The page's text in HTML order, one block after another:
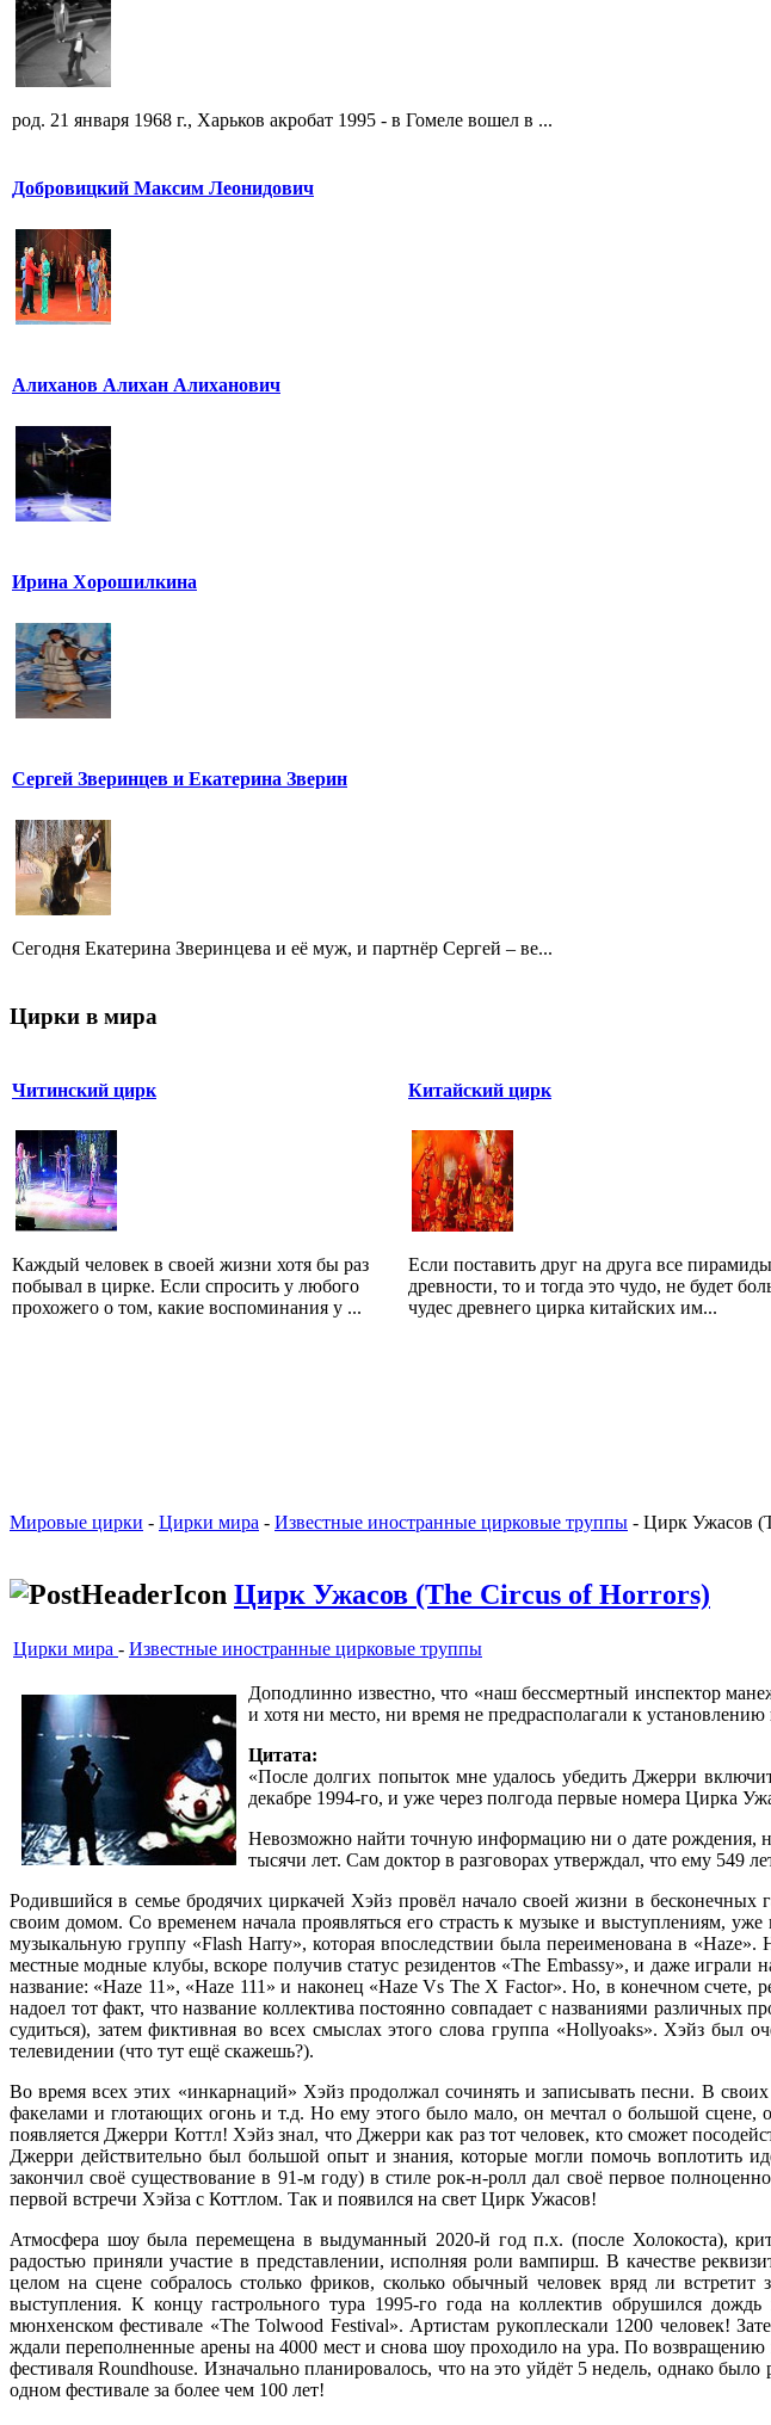
род. 21 января 1968 г., Харьков акробат 1995 - в Гомеле вошел в ...
Добровицкий Максим Леонидович
Алиханов Алихан Алиханович
Ирина Хорошилкина
Сергей Зверинцев и Екатерина Зверин
Сегодня Екатерина Зверинцева и её муж, и партнёр Сергей – ве...
Цирки в мира
Читинский цирк
Каждый человек в своей жизни хотя бы раз
побывал в цирке. Если спросить у любого
прохожего о том, какие воспоминания у ...
Китайский цирк
Если поставить друг на друга все пирамиды
древности, то и тогда это чудо, не будет
чудес древнего цирка китайских им...
Мировые цирки - Цирки мира - Известные иностранные цирковые труппы - Цирк Ужасов
Цирк Ужасов (The Circus of Horrors)
Цирки мира - Известные иностранные цирковые труппы
Доподлинно известно, что «наш бессмертный инспектор
и хотя ни место, ни время не предрасполагали к
Цитата:
«После долгих попыток мне удалось убедить Джерри
декабре 1994-го, и уже через полгода первые номера Цирка
Невозможно найти точную информацию ни о дате рождения,
тысячи лет. Сам доктор в разговорах утверждал, что ему 549
Родившийся в семье бродячих циркачей Хэйз провёл начало своей жизни в бесконечных
своим домом. Со временем начала проявляться его страсть к музыке и выступлениям,
музыкальную группу «Flash Harry», которая впоследствии была переименована в «Haze».
местные модные клубы, вскоре получив статус резидентов «The Embassy», и даже играли
название: «Haze 11», «Haze 111» и наконец «Haze Vs The X Factor». Но, в конечном
надоел тот факт, что название коллектива постоянно совпадает с названиями
судиться), затем фиктивная во всех смыслах этого слова группа «Hollyoaks». Хэйз был
телевидении (что тут ещё скажешь?).
Во время всех этих «инкарнаций» Хэйз продолжал сочинять и записывать песни. В
факелами и глотающих огонь и т.д. Но ему этого было мало, он мечтал о большой
появляется Джерри Коттл! Хэйз знал, что Джерри как раз тот человек, кто сможет
Джерри действительно был большой опыт и знания, которые могли помочь воплотить
закончил своё существование в 91-м году) в стиле рок-н-ролл дал своё первое
первой встречи Хэйза с Коттлом. Так и появился на свет Цирк Ужасов!
Атмосфера шоу была перемещена в выдуманный 2020-й год п.х. (после Холокоста),
радостью приняли участие в представлении, исполняя роли вампирш. В качестве
целом на сцене собралось столько фриков, сколько обычный человек вряд ли
выступления. К концу гастрольного тура 1995-го года на коллектив обрушился
мюнхенском фестивале «The Tolwood Festival». Артистам рукоплескали 1200 человек!
ждали переполненные арены на 4000 мест и снова шоу проходило на ура. По
фестиваля Roundhouse. Изначально планировалось, что на это уйдёт 5 недель, однако
одном фестивале за более чем 100 лет!